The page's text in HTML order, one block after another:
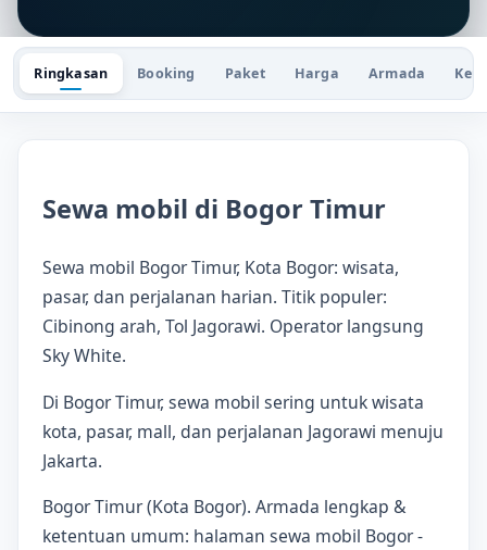
Ringkasan Booking Paket Harga Armada
Sewa mobil di Bogor Timur
Sewa mobil Bogor Timur, Kota Bogor: wisata,
pasar, dan perjalanan harian. Titik populer:
Cibinong arah, Tol Jagorawi. Operator langsung
Sky White.
Di Bogor Timur, sewa mobil sering untuk wisata
kota, pasar, mall, dan perjalanan Jagorawi menuju
Jakarta.
Bogor Timur (Kota Bogor). Armada lengkap &
ketentuan umum: halaman sewa mobil Bogor -